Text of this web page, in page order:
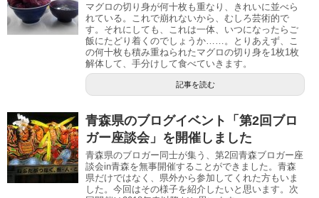
マグロの切り身が何十枚も重なり、きれいに並べら
れている。これで崩れないから、むしろ芸術的で
す。それにしても、これは一体、いつになったらご
飯にたどり着くのでしょうか……。とりあえず、こ
の何十枚も積み重ねられたマグロの切り身を1枚1枚
解体して、手分けして食べていきます。
記事を読む
青森県のブログイベント「第2回ブロ
ガー座談会」を開催しました
青森県のブロガー同士が集う、第2回青森ブロガー座
談会in青森を無事開催することができました。青森
県だけではなく、県外から参加してくれた方もいま
した。今回はその様子を紹介したいと思います。次